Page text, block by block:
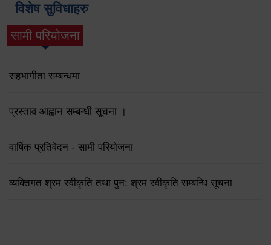
विशेष सुविधाहरु
सामी परियोजना
(active tab)
सहभागीता सम्बन्धमा
प्रस्ताव आह्वान सम्बन्धी सूचना ।
वार्षिक प्रतिवेदन - सामी परियोजना
व्यक्तिगत श्रम स्वीकृति तथा पुन: श्रम स्वीकृति सम्बन्धि सूचना